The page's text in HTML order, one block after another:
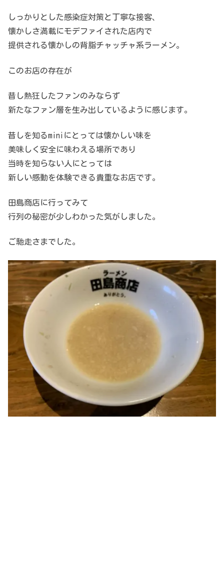
しっかりとした感染症対策と丁寧な接客、
懐かしさ満載にモデファイされた店内で
提供される懐かしの背脂チャッチャ系ラーメン。
このお店の存在が
昔し熱狂したファンのみならず
新たなファン層を生み出しているように感じます。
昔しを知るminiにとっては懐かしい味を
美味しく安全に味わえる場所であり
当時を知らない人にとっては
新しい感動を体験できる貴重なお店です。
田島商店に行ってみて
行列の秘密が少しわかった気がしました。
ご馳走さまでした。